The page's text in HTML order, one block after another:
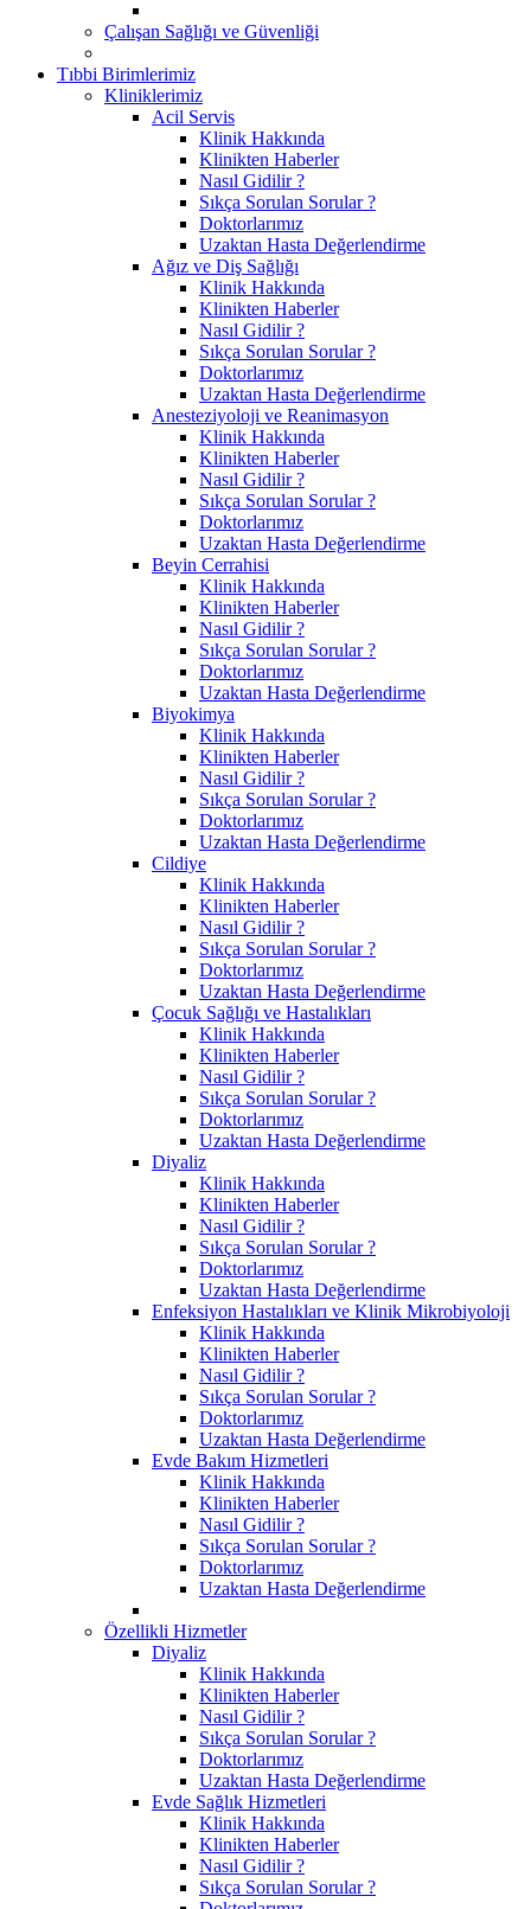
Çalışan Sağlığı ve Güvenliği
Tıbbi Birimlerimiz
Kliniklerimiz
Acil Servis
Klinik Hakkında
Klinikten Haberler
Nasıl Gidilir ?
Sıkça Sorulan Sorular ?
Doktorlarımız
Uzaktan Hasta Değerlendirme
Ağız ve Diş Sağlığı
Klinik Hakkında
Klinikten Haberler
Nasıl Gidilir ?
Sıkça Sorulan Sorular ?
Doktorlarımız
Uzaktan Hasta Değerlendirme
Anesteziyoloji ve Reanimasyon
Klinik Hakkında
Klinikten Haberler
Nasıl Gidilir ?
Sıkça Sorulan Sorular ?
Doktorlarımız
Uzaktan Hasta Değerlendirme
Beyin Cerrahisi
Klinik Hakkında
Klinikten Haberler
Nasıl Gidilir ?
Sıkça Sorulan Sorular ?
Doktorlarımız
Uzaktan Hasta Değerlendirme
Biyokimya
Klinik Hakkında
Klinikten Haberler
Nasıl Gidilir ?
Sıkça Sorulan Sorular ?
Doktorlarımız
Uzaktan Hasta Değerlendirme
Cildiye
Klinik Hakkında
Klinikten Haberler
Nasıl Gidilir ?
Sıkça Sorulan Sorular ?
Doktorlarımız
Uzaktan Hasta Değerlendirme
Çocuk Sağlığı ve Hastalıkları
Klinik Hakkında
Klinikten Haberler
Nasıl Gidilir ?
Sıkça Sorulan Sorular ?
Doktorlarımız
Uzaktan Hasta Değerlendirme
Diyaliz
Klinik Hakkında
Klinikten Haberler
Nasıl Gidilir ?
Sıkça Sorulan Sorular ?
Doktorlarımız
Uzaktan Hasta Değerlendirme
Enfeksiyon Hastalıkları ve Klinik Mikrobiyoloji
Klinik Hakkında
Klinikten Haberler
Nasıl Gidilir ?
Sıkça Sorulan Sorular ?
Doktorlarımız
Uzaktan Hasta Değerlendirme
Evde Bakım Hizmetleri
Klinik Hakkında
Klinikten Haberler
Nasıl Gidilir ?
Sıkça Sorulan Sorular ?
Doktorlarımız
Uzaktan Hasta Değerlendirme
Özellikli Hizmetler
Diyaliz
Klinik Hakkında
Klinikten Haberler
Nasıl Gidilir ?
Sıkça Sorulan Sorular ?
Doktorlarımız
Uzaktan Hasta Değerlendirme
Evde Sağlık Hizmetleri
Klinik Hakkında
Klinikten Haberler
Nasıl Gidilir ?
Sıkça Sorulan Sorular ?